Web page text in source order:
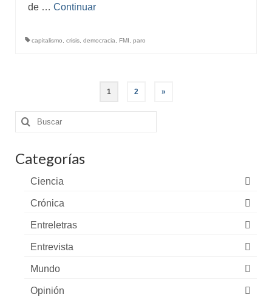
de … Continuar
capitalismo, crisis, democracia, FMI , paro
entradas
1 2 »
Buscar
por:
Categorías
Ciencia
Crónica
Entreletras
Entrevista
Mundo
Opinión